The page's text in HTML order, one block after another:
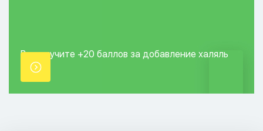
Вы получите +20 баллов за добавление халяль
точки.